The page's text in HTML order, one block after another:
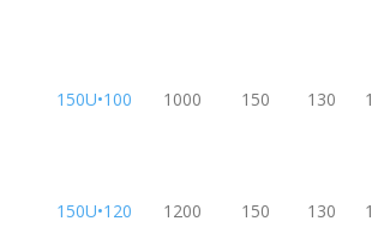
150U•100 1000 150 130
150U•120 1200 150 130